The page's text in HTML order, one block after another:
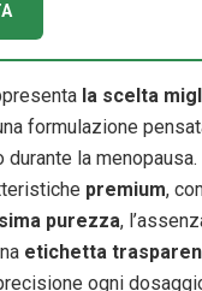
la scelta
formulazione
durante la
premium,
purezza,
etichetta
ogni